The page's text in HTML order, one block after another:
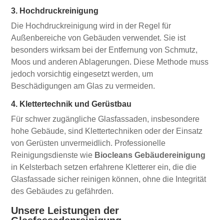
3. Hochdruckreinigung
Die Hochdruckreinigung wird in der Regel für
Außenbereiche von Gebäuden verwendet. Sie ist
besonders wirksam bei der Entfernung von Schmutz,
Moos und anderen Ablagerungen. Diese Methode muss
jedoch vorsichtig eingesetzt werden, um
Beschädigungen am Glas zu vermeiden.
4. Klettertechnik und Gerüstbau
Für schwer zugängliche Glasfassaden, insbesondere
hohe Gebäude, sind Klettertechniken oder der Einsatz
von Gerüsten unvermeidlich. Professionelle
Reinigungsdienste wie Biocleans Gebäudereinigung
in Kelsterbach setzen erfahrene Kletterer ein, die die
Glasfassade sicher reinigen können, ohne die Integrität
des Gebäudes zu gefährden.
Unsere Leistungen der